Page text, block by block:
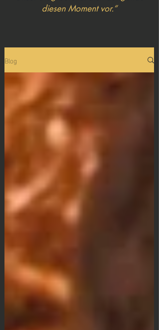
diesen Moment vor.“
Blog